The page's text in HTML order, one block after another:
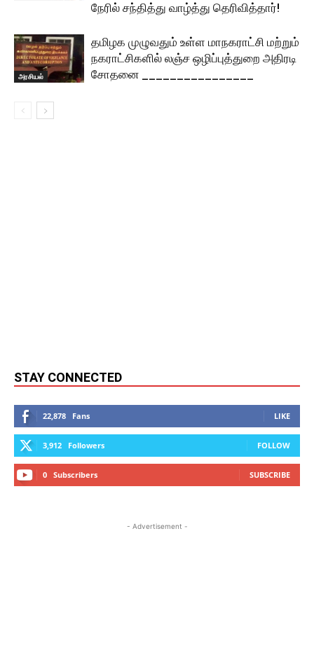
நேரில் சந்தித்து வாழ்த்து தெரிவித்தார்!
அரசியல்
தமிழக முழுவதும் உள்ள மாநகராட்சி மற்றும்
நகராட்சிகளில் லஞ்ச ஒழிப்புத்துறை அதிரடி
சோதனை ________________
STAY CONNECTED
22,878 Fans LIKE
3,912 Followers FOLLOW
0 Subscribers SUBSCRIBE
- Advertisement -